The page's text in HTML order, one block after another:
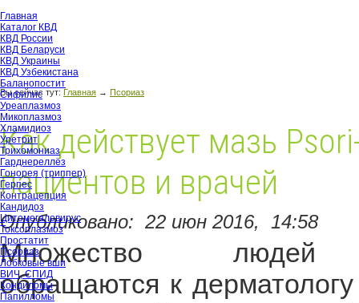
Главная
Каталог КВД
КВД России
КВД Беларуси
КВД Украины
КВД Узбекистана
Баланопостит
Сифилис
Уреаплазмоз
Микоплазмоз
Хламидиоз
Уретрит
Трихомониаз
Гарднереллёз
Гонорея (триппер)
Герпес
Контрацепция
Кандидоз
Цитомегаловирус
Токсоплазмоз
Простатит
Псориаз
Лобковые вши
ВИЧ, СПИД
Кондиломы
Папилломы
Вы сейчас тут: Главная → Псориаз
Как действует мазь
пациентов и врачей
Опубликовано: 22 июн 2016, 14:58
Множество людей
обращаются к